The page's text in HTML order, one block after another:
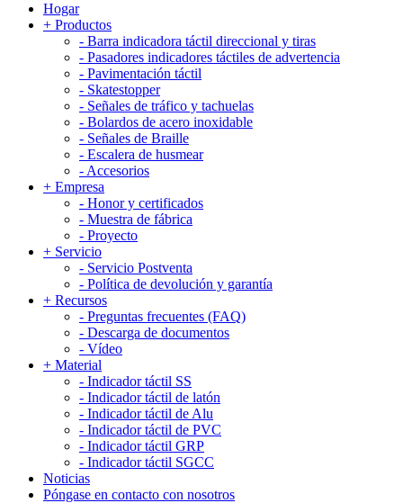
Hogar
+ Productos
- Barra indicadora táctil direccional y tiras
- Pasadores indicadores táctiles de advertencia
- Pavimentación táctil
- Skatestopper
- Señales de tráfico y tachuelas
- Bolardos de acero inoxidable
- Señales de Braille
- Escalera de husmear
- Accesorios
+ Empresa
- Honor y certificados
- Muestra de fábrica
- Proyecto
+ Servicio
- Servicio Postventa
- Política de devolución y garantía
+ Recursos
- Preguntas frecuentes (FAQ)
- Descarga de documentos
- Vídeo
+ Material
- Indicador táctil SS
- Indicador táctil de latón
- Indicador táctil de Alu
- Indicador táctil de PVC
- Indicador táctil GRP
- Indicador táctil SGCC
Noticias
Póngase en contacto con nosotros